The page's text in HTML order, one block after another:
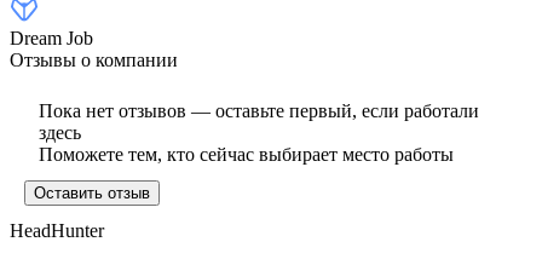
Dream Job
Отзывы о компании
Пока нет отзывов — оставьте первый, если работали
здесь
Поможете тем, кто сейчас выбирает место работы
Оставить отзыв
HeadHunter